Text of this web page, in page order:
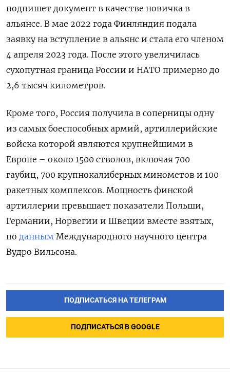
подпишет документ в качестве новичка в
альянсе. В мае 2022 года Финляндия подала
заявку на вступление в альянс и стала его членом
4 апреля 2023 года. После этого увеличилась
сухопутная граница России и НАТО примерно до
2,6 тысяч километров.
Кроме того, Россия получила в соперницы одну
из самых боеспособных армий, артиллерийские
войска которой являются крупнейшими в
Европе – около 1500 стволов, включая 700
гаубиц, 700 крупнокалиберных минометов и 100
ракетных комплексов. Мощность финской
артиллерии превышает показатели Польши,
Германии, Норвегии и Швеции вместе взятых,
по данным Международного научного центра
Вудро Вильсона.
ПОДПИСАТЬСЯ НА ТЕЛЕГРАМ
ПОДПИСАТЬСЯ В GOOGLE